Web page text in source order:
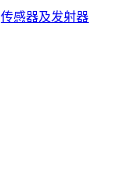
传感器及发射器